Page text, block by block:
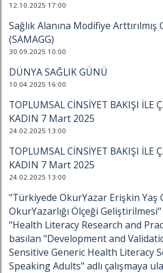
12.10.2025 17:00
Sağlık Alanına Modifiye
(SAMAGG)
30.09.2025 10:00
DÜNYA SAĞLIK GÜNÜ
10.04.2025 16:00
TOPLUMSAL CİNSİYET BAKIŞI İLE
KADIN 7 Mart 2025
24.02.2025 13:00
TOPLUMSAL CİNSİYET BAKIŞI İLE
KADIN 7 Mart 2025
24.02.2025 13:00
"Türkiyede OkurYazar Erişkin Yaş
OkurYazarlığı Ölçeği
"Health Literacy Research and
basılan "Development and
Sensitive Generic Health Literacy
Speaking Adults" adlı çalışmaya